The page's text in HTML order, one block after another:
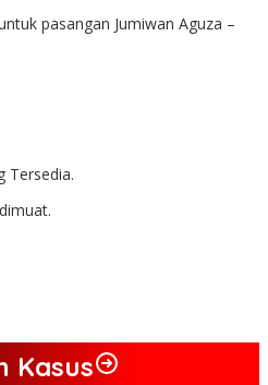
pasangan Jumiwan Aguza –
Tersedia.
Kasus